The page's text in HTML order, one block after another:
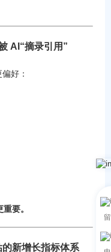
AI“摘录引用”
好：
要。
新增长指标体系